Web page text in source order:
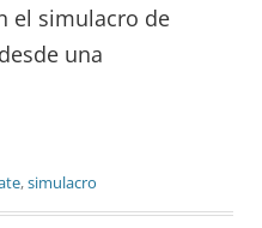
el simulacro de
una
,simulacro